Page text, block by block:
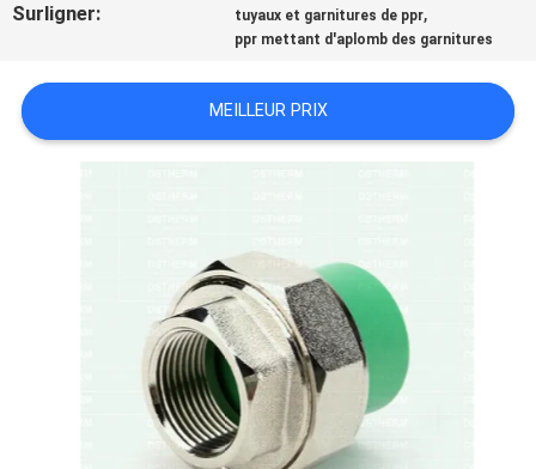
NOUVELLES
LES
AFFAIRES
POLITIQUE
Surligner:
tuyaux et garnitures de ppr,
ppr mettant d'aplomb des garnitures
MEILLEUR PRIX